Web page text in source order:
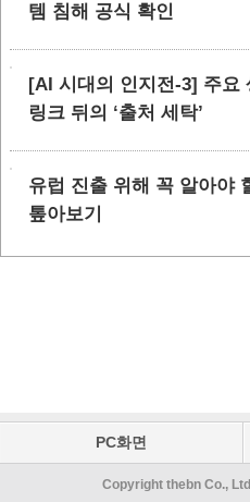
템 침해 공식 확인
[AI 시대의 인지전-3] 주요
링크 뒤의 ‘출처 세탁’
유럽 진출 위해 꼭 알아야
톺아보기
PC화면
Copyright thebn Co.,